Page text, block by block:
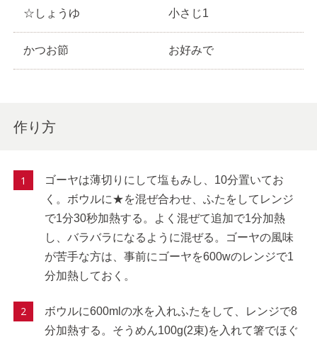
☆しょうゆ 小さじ1
かつお節 お好みで
作り方
ゴーヤは薄切りにして塩もみし、10分置いてお
く。ボウルに★を混ぜ合わせ、ふたをしてレンジ
で1分30秒加熱する。よく混ぜて追加で1分加熱
し、バラバラになるように混ぜる。ゴーヤの風味
が苦手な方は、事前にゴーヤを600wのレンジで1
分加熱しておく。
ボウルに600mlの水を入れふたをして、レンジで8
分加熱する。そうめん100g(2束)を入れて箸でほぐ